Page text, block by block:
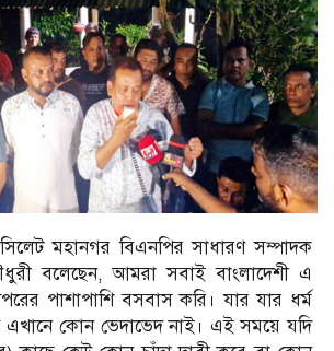
মহানগর বিএনপির সাধারণ সম্পাদক
বলেছেন, আমরা সবাই বাংলাদেশী এ
পাশাপাশি বসবাস করি। যার যার ধর্ম
কোন ভেদাভেদ নাই। এই সময়ে যদি